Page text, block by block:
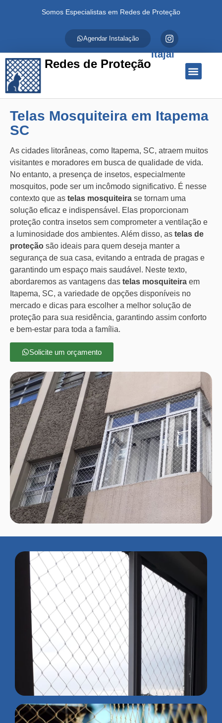
Somos Especialistas em Redes de Proteção
Agendar Instalação
Redes de Proteção
Itajaí
Telas Mosquiteira em Itapema
SC
As cidades litorâneas, como Itapema, SC, atraem muitos
visitantes e moradores em busca de qualidade de vida.
No entanto, a presença de insetos, especialmente
mosquitos, pode ser um incômodo significativo. É nesse
contexto que as telas mosquiteira se tornam uma
solução eficaz e indispensável. Elas proporcionam
proteção contra insetos sem comprometer a ventilação e
a luminosidade dos ambientes. Além disso, as telas de
proteção são ideais para quem deseja manter a
segurança de sua casa, evitando a entrada de pragas e
garantindo um espaço mais saudável. Neste texto,
abordaremos as vantagens das telas mosquiteira em
Itapema, SC, a variedade de opções disponíveis no
mercado e dicas para escolher a melhor solução de
proteção para sua residência, garantindo assim conforto
e bem-estar para toda a família.
Solicite um orçamento